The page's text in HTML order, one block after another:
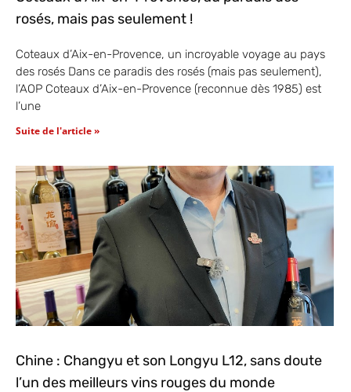
rosés, mais pas seulement !
Coteaux d’Aix-en-Provence, un incroyable voyage au pays
des rosés Dans ce paradis des rosés (mais pas seulement),
l’AOP Coteaux d’Aix-en-Provence (reconnue dès 1985) est
l’une
Suite de l'article »
Chine : Changyu et son Longyu L12, sans doute
l’un des meilleurs vins rouges du monde